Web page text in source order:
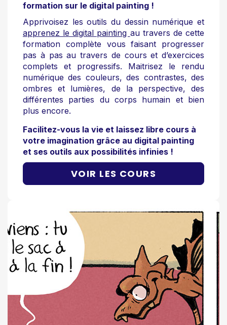
formation sur le digital painting !
Apprivoisez les outils du dessin numérique et
apprenez le digital painting au travers de cette
formation complète vous faisant progresser
pas à pas au travers de cours et d’exercices
complets et progressifs. Maitrisez le rendu
numérique des couleurs, des contrastes, des
ombres et lumières, de la perspective, des
différentes parties du corps humain et bien
plus encore.
Facilitez-vous la vie et laissez libre cours à
votre imagination grâce au digital painting
et ses outils aux possibilités infinies !
VOIR LES COURS